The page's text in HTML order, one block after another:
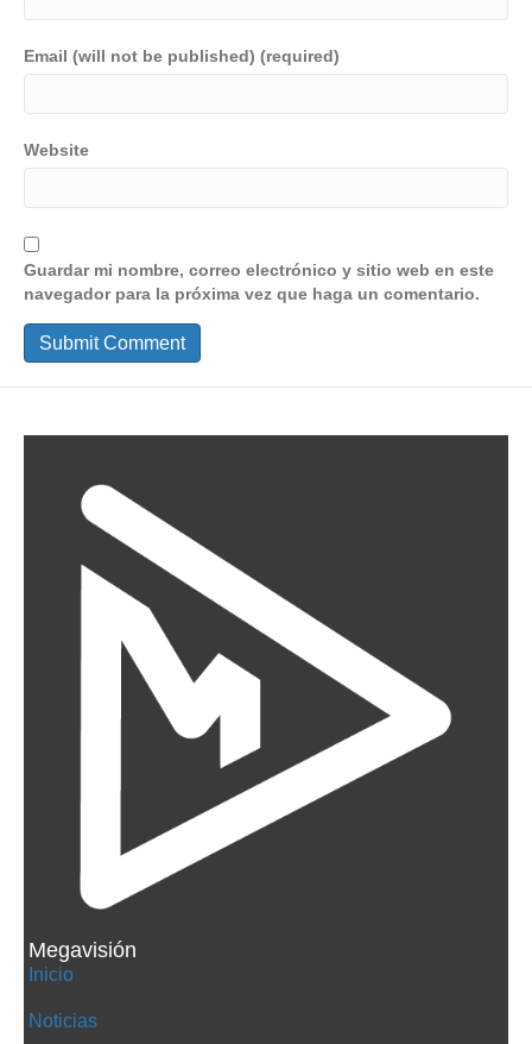
Email (will not be published) (required)
Website
Guardar mi nombre, correo electrónico y sitio web en este
navegador para la próxima vez que haga un comentario.
Megavisión
Inicio
Noticias